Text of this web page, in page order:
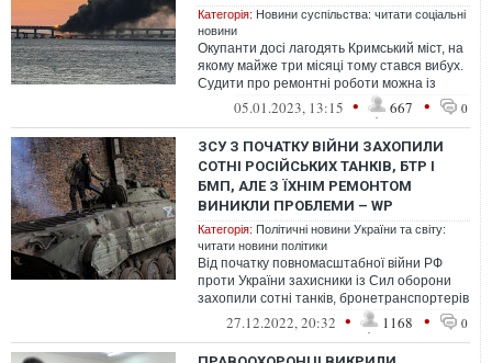
Категорія: Новини суспільства: читати соціальні
новини
Окупанти досі лагодять Кримський міст, на
якому майже три місяці тому стався вибух.
Судити про ремонтні роботи можна із
супутникових знімків, що з'яви...
05.01.2023, 13:15 • 667 • 0
ЗСУ З ПОЧАТКУ ВІЙНИ ЗАХОПИЛИ
СОТНІ РОСІЙСЬКИХ ТАНКІВ, БТР І
БМП, АЛЕ З ЇХНІМ РЕМОНТОМ
ВИНИКЛИ ПРОБЛЕМИ – WР
Категорія: Політичні новини України та світу:
читати новини політики
Від початку повномасштабної війни РФ
проти України захисники із Сил оборони
захопили сотні танків, бронетранспортерів
та машин піхоти окупантів. Але б...
27.12.2022, 20:32 • 1168 • 0